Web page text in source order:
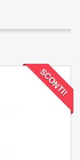
SCONTI!